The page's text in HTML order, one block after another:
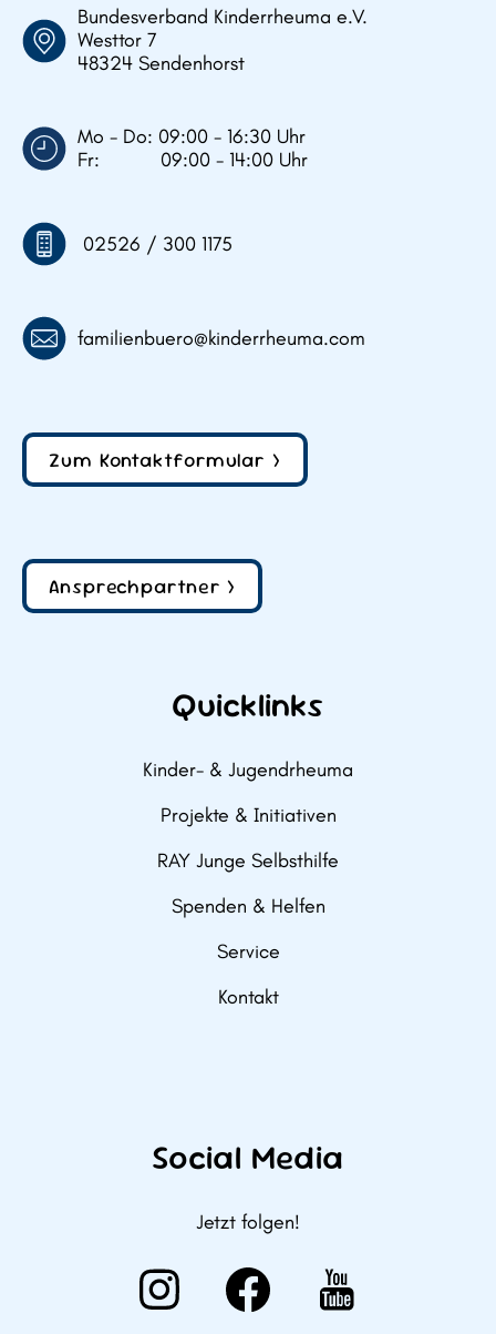
Quicklinks
Kinder- & Jugendrheuma
Projekte & Initiativen
RAY Junge Selbsthilfe
Spenden & Helfen
Service
Kontakt
Bundesverband Kinderrheuma e.V.
Westtor 7
48324 Sendenhorst
Mo - Do: 09:00 - 16:30 Uhr
Fr: 09:00 - 14:00 Uhr
02526 / 300 1175
familienbuero@kinderrheuma.com
Zum Kontaktformular >
Ansprechpartner >
Social Media
Jetzt folgen!